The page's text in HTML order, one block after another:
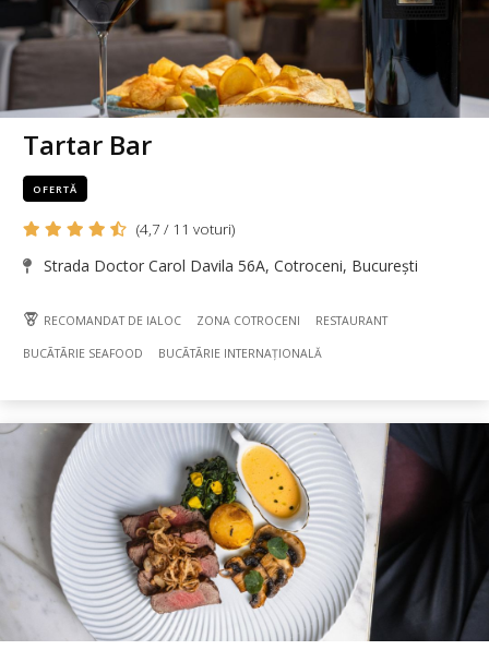
Tartar Bar
OFERTĂ
(4,7 / 11 voturi)
Strada Doctor Carol Davila 56A, Cotroceni, București
RECOMANDAT DE IALOC ZONA COTROCENI RESTAURANT
BUCÃTÃRIE SEAFOOD BUCÃTÃRIE INTERNAȚIONALĂ